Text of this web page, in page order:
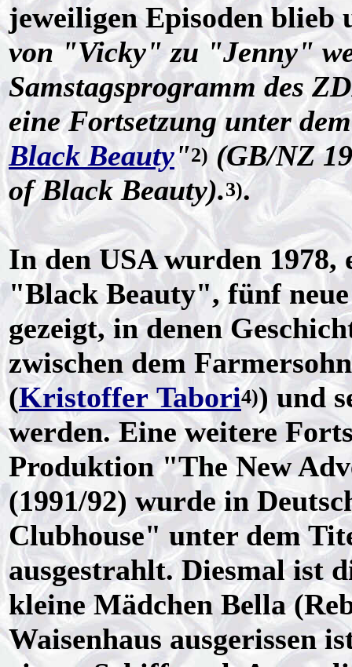
jeweiligen Episoden
von "Vicky" zu "Jenny"
Samstagsprogramm des
eine Fortsetzung unter
Black Beauty"2)(GB/NZ
of Black Beauty).3).
In den USA wurden
"Black Beauty", fünf
gezeigt, in denen
zwischen dem
(Kristoffer Tabori4)) und
werden. Eine weitere
Produktion "The New
(1991/92) wurde in
Clubhouse" unter dem
ausgestrahlt. Diesmal ist
kleine Mädchen Bella
Waisenhaus ausgerissen